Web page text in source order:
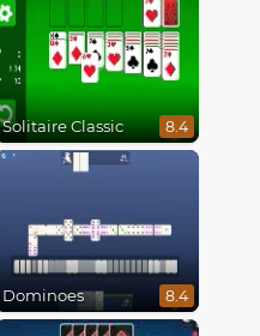
Solitaire Classic 8.4
Dominoes 8.4